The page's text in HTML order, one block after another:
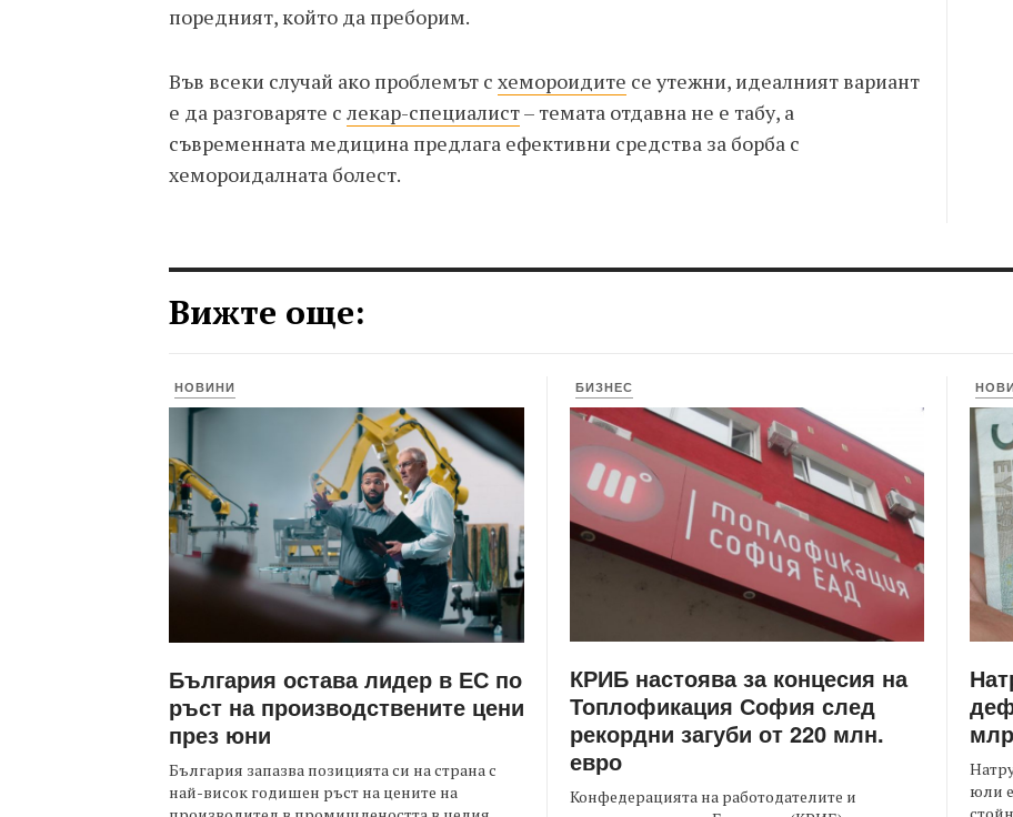
поредният, който да преборим.
Във всеки случай ако проблемът с хемороидите се утежни, идеалният вариант
е да разговаряте с лекар-специалист– темата отдавна не е табу, а
съвременната медицина предлага ефективни средства за борба с
хемороидалната болест.
Вижте още:
НОВИНИ
България остава лидер в ЕС по
ръст на производствените цени
през юни
България запазва позицията си на страна с
най-висок годишен ръст на цените на
БИЗНЕС
КРИБ настоява за концесия на
Топлофикация София след
рекордни загуби от 220 млн.
евро
Конфедерацията на работодателите и
юли